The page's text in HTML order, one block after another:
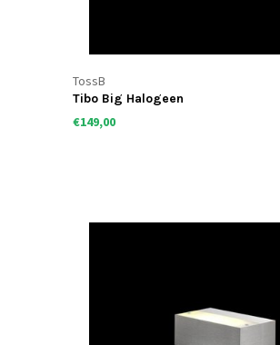
TossB
Tibo Big Halogeen
€149,00